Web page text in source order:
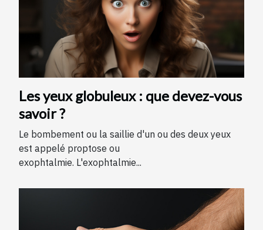
Les yeux globuleux : que devez-vous
savoir ?
Le bombement ou la saillie d'un ou des deux yeux
est appelé proptose ou
exophtalmie. L'exophtalmie...